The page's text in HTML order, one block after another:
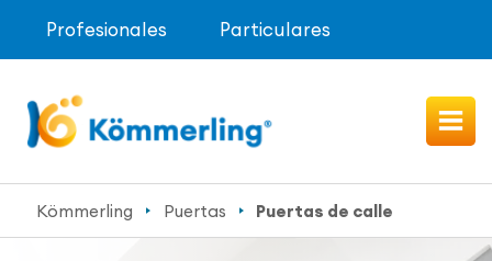
Profesionales Particulares
Kömmerling Puertas Puertas de calle